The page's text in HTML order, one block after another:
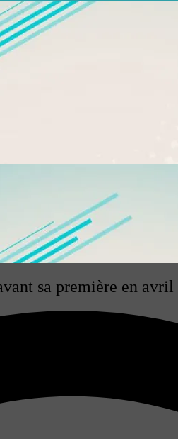
sa première en avril